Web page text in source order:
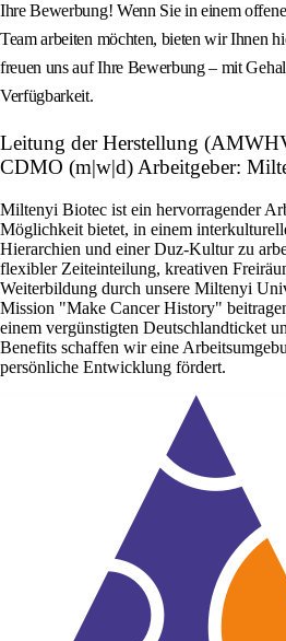
Ihre Bewerbung! Wenn Sie in einem
Team arbeiten möchten, bieten wir Ihnen
freuen uns auf Ihre Bewerbung – mit
Verfügbarkeit.
Leitung der Herstellung
CDMO (m|w|d) Arbeitgeber:
Miltenyi Biotec ist ein hervorragender
Möglichkeit bietet, in einem
Hierarchien und einer Duz-Kultur zu
flexibler Zeiteinteilung, kreativen
Weiterbildung durch unsere Miltenyi
Mission "Make Cancer History"
einem vergünstigten Deutschlandticket
Benefits schaffen wir eine
persönliche Entwicklung fördert.